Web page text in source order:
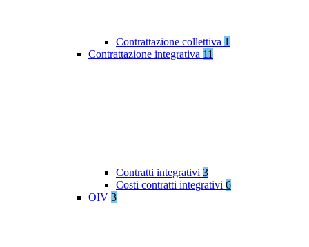
Contrattazione collettiva 1
Contrattazione integrativa 11
Contratti integrativi 3
Costi contratti integrativi 6
OIV 3